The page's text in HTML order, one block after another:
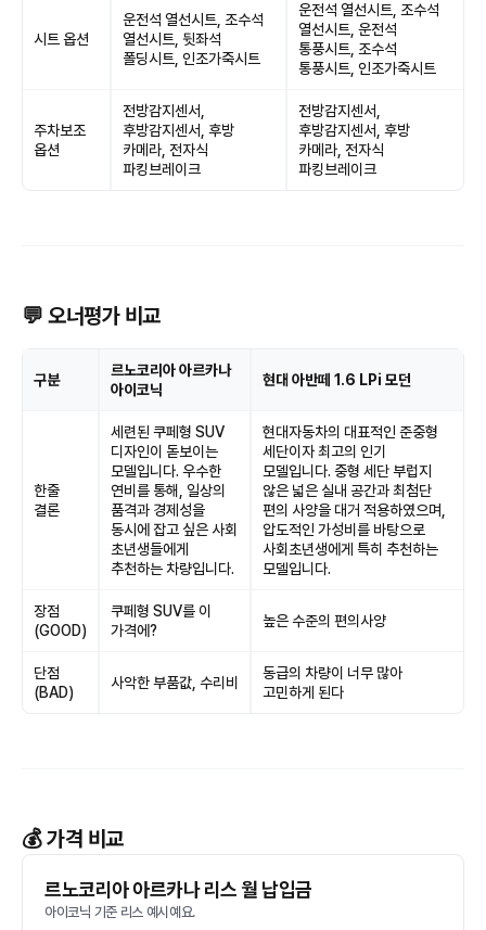
시트 옵션
운전석 열선시트, 조수석
열선시트, 뒷좌석
폴딩시트, 인조가죽시트
운전석 열선시트, 조수석
열선시트, 운전석
통풍시트, 조수석
통풍시트, 인조가죽시트
주차보조
옵션
전방감지센서,
후방감지센서, 후방
카메라, 전자식
파킹브레이크
전방감지센서,
후방감지센서, 후방
카메라, 전자식
파킹브레이크
💬 오너평가 비교
구분
르노코리아 아르카나
아이코닉
현대 아반떼 1.6 LPi 모던
한줄
결론
세련된 쿠페형 SUV
디자인이 돋보이는
모델입니다. 우수한
연비를 통해, 일상의
품격과 경제성을
동시에 잡고 싶은 사회
초년생들에게
추천하는 차량입니다.
현대자동차의 대표적인 준중형
세단이자 최고의 인기
모델입니다. 중형 세단 부럽지
않은 넓은 실내 공간과 최첨단
편의 사양을 대거 적용하였으며,
압도적인 가성비를 바탕으로
사회초년생에게 특히 추천하는
모델입니다.
장점
(GOOD)
쿠페형 SUV를 이
가격에?
높은 수준의 편의사양
단점
(BAD)
사악한 부품값, 수리비
동급의 차량이 너무 많아
고민하게 된다
💰 가격 비교
르노코리아 아르카나 리스 월 납입금
아이코닉 기준 리스 예시예요.